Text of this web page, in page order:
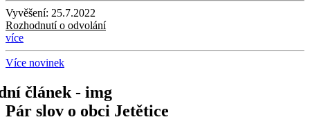
Vyvěšení: 25.7.2022
Rozhodnutí o odvolání
více
Více novinek
Pár slov o obci Jetětice